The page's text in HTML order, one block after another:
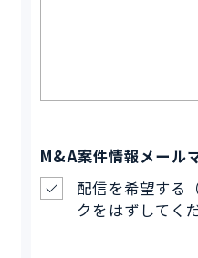
M&A案件情報メール
配信を希望する
クをはずしてく